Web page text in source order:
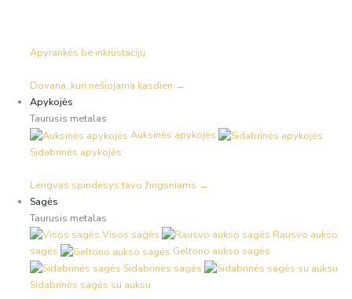
Apyrankės be inkrustacijų
Dovana, kuri nešiojama kasdien →
Apykojės
Taurusis metalas
Auksinės apykojės
Sidabrinės apykojės
Lengvas spindesys tavo žingsniams →
Sagės
Taurusis metalas
Visos sagės
Rausvo aukso
sagės
Geltono aukso sagės
Sidabrinės sagės
Sidabrinės sagės su auksu